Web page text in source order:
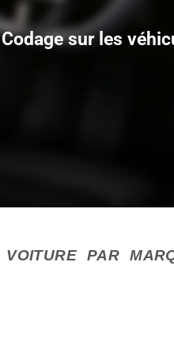
Codage sur les véhic
VOITURE PAR